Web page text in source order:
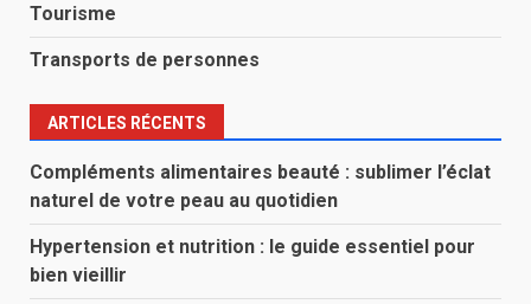
Tourisme
Transports de personnes
ARTICLES RÉCENTS
Compléments alimentaires beauté : sublimer l’éclat
naturel de votre peau au quotidien
Hypertension et nutrition : le guide essentiel pour
bien vieillir